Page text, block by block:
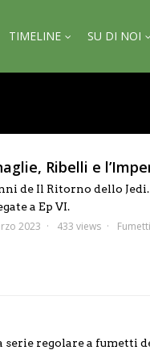
TIMELINE SU DI NOI
Ribelli e
de Il Ritorno dello
a Ep VI.
2023 433 views
serie regolare a fumetti